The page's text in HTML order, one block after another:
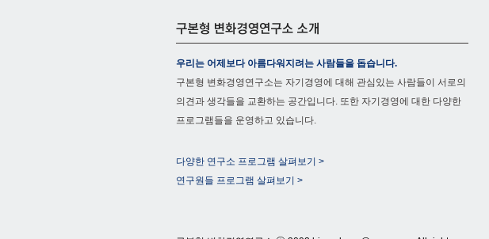
우리는 어제보다 아름다워지려는 사람들을 돕습니다.
구본형 변화경영연구소는 자기경영에 대해 관심있는 사람들이 서로의
의견과 생각들을 교환하는 공간입니다. 또한 자기경영에 대한 다양한
프로그램들을 운영하고 있습니다.
다양한 연구소 프로그램 살펴보기 >
연구원들 프로그램 살펴보기 >